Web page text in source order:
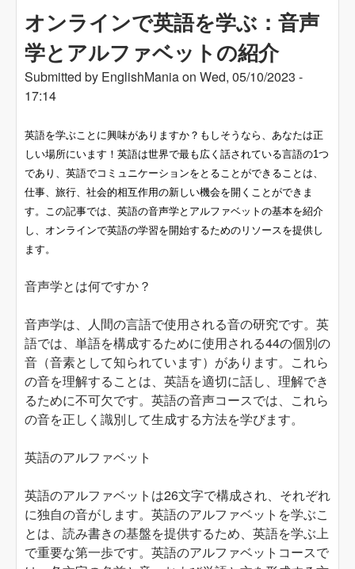
オンラインで英語を学ぶ：音声
学とアルファベットの紹介
Submitted by EnglishManiaon Wed, 05/10/2023 -
17:14
英語を学ぶことに興味がありますか？もしそうなら、あなたは正
しい場所にいます！英語は世界で最も広く話されている言語の1つ
であり、英語でコミュニケーションをとることができることは、
仕事、旅行、社会的相互作用の新しい機会を開くことができま
す。この記事では、英語の音声学とアルファベットの基本を紹介
し、オンラインで英語の学習を開始するためのリソースを提供し
ます。
音声学とは何ですか？
音声学は、人間の言語で使用される音の研究です。英
語では、単語を構成するために使用される44の個別の
音（音素として知られています）があります。これら
の音を理解することは、英語を適切に話し、理解でき
るために不可欠です。英語の音声コースでは、これら
の音を正しく識別して生成する方法を学びます。
英語のアルファベット
英語のアルファベットは26文字で構成され、それぞれ
に独自の音がします。英語のアルファベットを学ぶこ
とは、読み書きの基盤を提供するため、英語を学ぶ上
で重要な第一歩です。英語のアルファベットコースで